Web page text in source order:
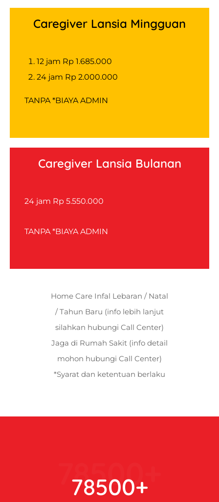
Caregiver Lansia Mingguan
12 jam Rp 1.685.000
24 jam Rp 2.000.000
TANPA *BIAYA ADMIN
Caregiver Lansia Bulanan
24 jam Rp 5.550.000
TANPA *BIAYA ADMIN
Home Care Infal Lebaran / Natal
/ Tahun Baru (info lebih lanjut
silahkan hubungi Call Center)
Jaga di Rumah Sakit (info detail
mohon hubungi Call Center)
*Syarat dan ketentuan berlaku
78500+
78500